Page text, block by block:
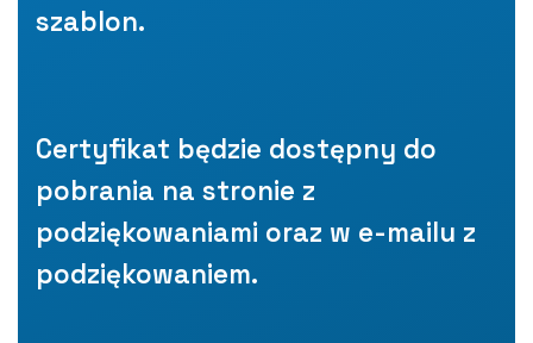
szablon.
Certyfikat będzie dostępny do
pobrania na stronie z
podziękowaniami oraz w e-mailu z
podziękowaniem.